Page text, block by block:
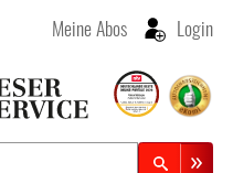
Meine Abos Login